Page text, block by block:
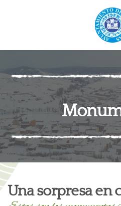
Skip to main content
Una sorpresa en